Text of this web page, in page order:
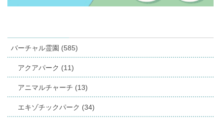
バーチャル霊園 (585)
アクアパーク (11)
アニマルチャーチ (13)
エキゾチックパーク (34)